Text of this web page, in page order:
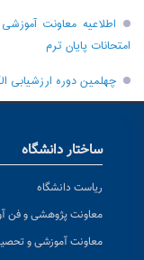
اطلاعیه معاونت
امتحانات پایان ترم
چهلمین دوره ارزشیابی
ساختار دانشگاه
ریاست دانشگاه
معاونت پژوهشی و فن
معاونت آموزشی و